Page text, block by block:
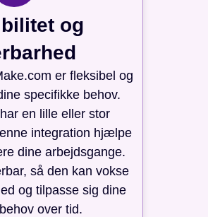
og
er fleksibel og
specifikke behov.
en lille eller stor
integration hjælpe
dine arbejdsgange.
så den kan vokse
og tilpasse sig dine
over tid.